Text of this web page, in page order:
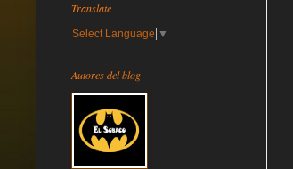
Translate
Select Language ▼
Autores del blog